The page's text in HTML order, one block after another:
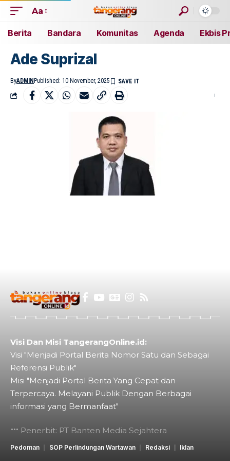
Aa
Berita Bandara Komunitas Agenda Ekbis
Ade Suprizal
ByADMIN Published: 10 November, 2025
Visi Dan Misi TangerangOnline.id:
Visi "Menjadi Portal Berita Nomor Satu dan Sebagai
Referensi Publik"
Misi "Menjadi Portal Berita Yang Cepat dan
Terpercaya. Melayani Publik Dengan Berbagai
informasi yang Bermanfaat"
Penerbit: PT Banten Media Sejahtera
Pedoman SOP Perlindungan Wartawan Redaksi Iklan